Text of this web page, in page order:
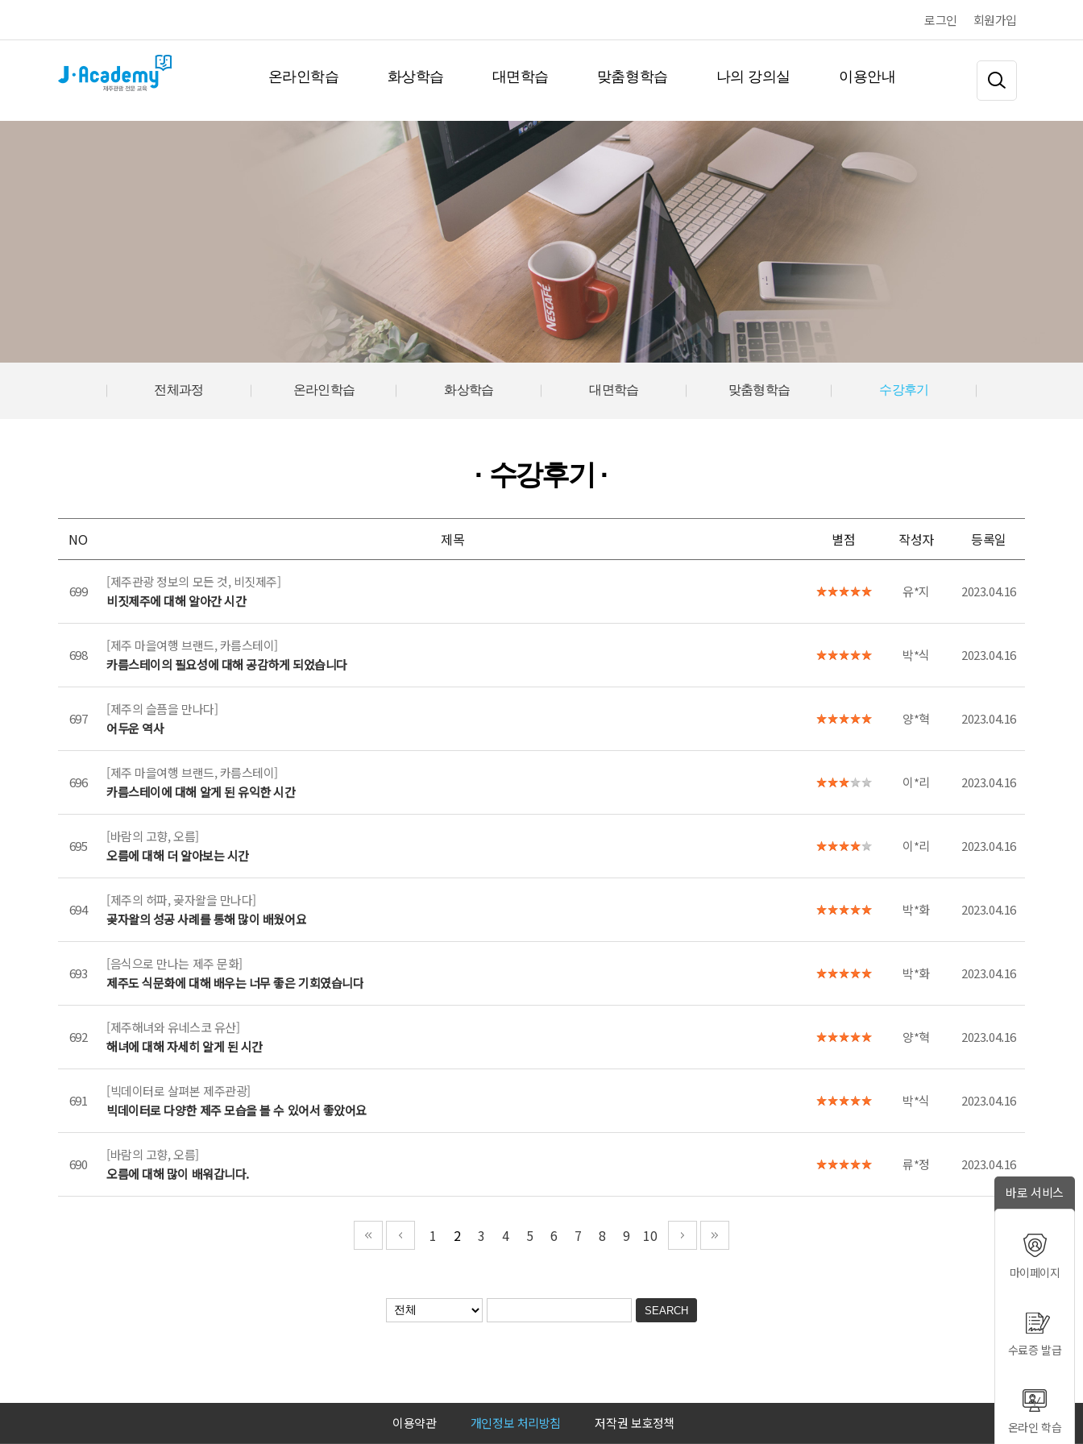
바로 서비스
마이페이지
수료증 발급
온라인 학습
로그인 회원가입
전체과정 온라인학습 화상학습 대면학습 맞춤형학습 수강후기
수강후기
NO 제목 별점 작성자 등록일
699
[제주관광 정보의 모든 것, 비짓제주]
비짓제주에 대해 알아간 시간
유*지 2023.04.16
698
[제주 마을여행 브랜드, 카름스테이]
카름스테이의 필요성에 대해 공감하게 되었습니다
박*식 2023.04.16
697
[제주의 슬픔을 만나다]
어두운 역사
양*혁 2023.04.16
696
[제주 마을여행 브랜드, 카름스테이]
카름스테이에 대해 알게 된 유익한 시간
이*리 2023.04.16
695
[바람의 고향, 오름]
오름에 대해 더 알아보는 시간
이*리 2023.04.16
694
[제주의 허파, 곶자왈을 만나다]
곶자왈의 성공 사례를 통해 많이 배웠어요
박*화 2023.04.16
693
[음식으로 만나는 제주 문화]
제주도 식문화에 대해 배우는 너무 좋은 기회였습니다
박*화 2023.04.16
692
[제주해녀와 유네스코 유산]
해녀에 대해 자세히 알게 된 시간
양*혁 2023.04.16
691
[빅데이터로 살펴본 제주관광]
빅데이터로 다양한 제주 모습을 볼 수 있어서 좋았어요
박*식 2023.04.16
690
[바람의 고향, 오름]
오름에 대해 많이 배워갑니다.
류*정 2023.04.16
1 2 3 4 5 6 7 8 9 10
온라인학습 화상학습 대면학습 맞춤형학습 나의 강의실 이용안내
이용약관 개인정보 처리방침 저작권 보호정책